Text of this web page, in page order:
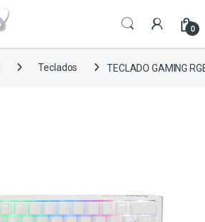
0
Teclados TECLADO GAMING